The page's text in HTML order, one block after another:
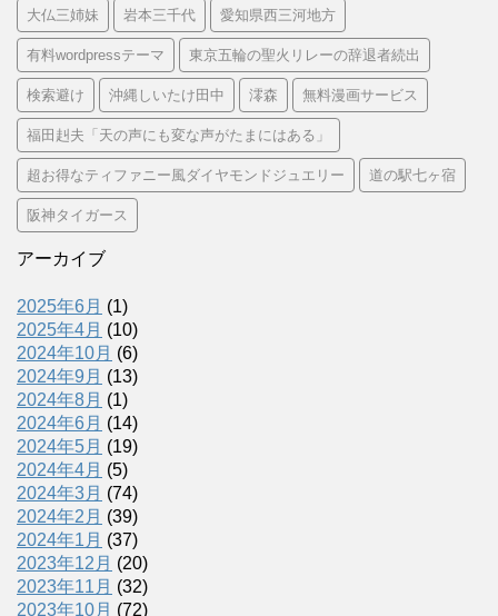
大仏三姉妹 岩本三千代 愛知県西三河地方
有料wordpressテーマ 東京五輪の聖火リレーの辞退者続出
検索避け 沖縄しいたけ田中 澪森 無料漫画サービス
福田赳夫「天の声にも変な声がたまにはある」
超お得なティファニー風ダイヤモンドジュエリー 道の駅七ヶ宿
阪神タイガース
アーカイブ
2025年6月 (1)
2025年4月 (10)
2024年10月 (6)
2024年9月 (13)
2024年8月 (1)
2024年6月 (14)
2024年5月 (19)
2024年4月 (5)
2024年3月 (74)
2024年2月 (39)
2024年1月 (37)
2023年12月 (20)
2023年11月 (32)
2023年10月 (72)